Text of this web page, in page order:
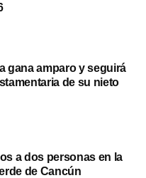
gana amparo y seguirá
de su nieto
a dos personas en la
de Cancún